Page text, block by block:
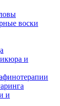
воски
и
и